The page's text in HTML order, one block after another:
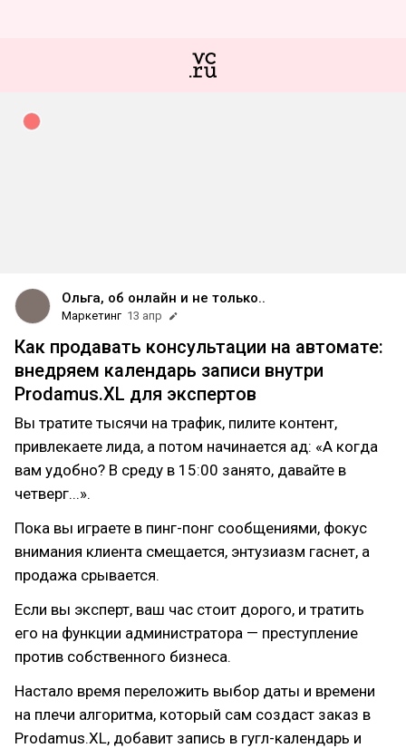
Ольга, об онлайн и не только..
Маркетинг 13 апр
Как продавать консультации на автомате:
внедряем календарь записи внутри
Prodamus.XL для экспертов
Вы тратите тысячи на трафик, пилите контент,
привлекаете лида, а потом начинается ад: «А когда
вам удобно? В среду в 15:00 занято, давайте в
четверг...».
Пока вы играете в пинг-понг сообщениями, фокус
внимания клиента смещается, энтузиазм гаснет, а
продажа срывается.
Если вы эксперт, ваш час стоит дорого, и тратить
его на функции администратора — преступление
против собственного бизнеса.
Настало время переложить выбор даты и времени
на плечи алгоритма, который сам создаст заказ в
Prodamus.XL, добавит запись в гугл-календарь и